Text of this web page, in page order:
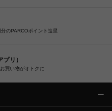
のPARCOポイント進呈
リ）
買い物がオトクに